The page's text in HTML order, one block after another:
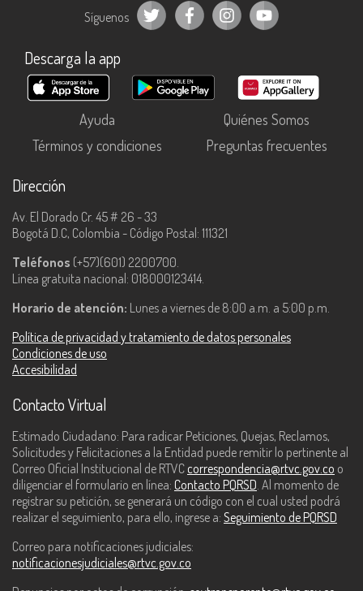
Síguenos
Descarga la app
Ayuda
Quiénes Somos
Términos y condiciones
Preguntas frecuentes
Dirección
Av. El Dorado Cr. 45 # 26 - 33
Bogotá D.C, Colombia - Código Postal: 111321
Teléfonos (+57)(601) 2200700.
Línea gratuita nacional: 018000123414.
Horario de atención: Lunes a viernes de 8:00 a.m. a 5:00 p.m.
Política de privacidad y tratamiento de datos personales
Condiciones de uso
Accesibilidad
Contacto Virtual
Estimado Ciudadano: Para radicar Peticiones, Quejas, Reclamos,
Solicitudes y Felicitaciones a la Entidad puede remitir lo pertinente al
Correo Oficial Institucional de RTVC correspondencia@rtvc.gov.co o
diligenciar el formulario en línea: Contacto PQRSD. Al momento de
registrar su petición, se generará un código con el cual usted podrá
realizar el seguimiento, para ello, ingrese a: Seguimiento de PQRSD
Correo para notificaciones judiciales:
notificacionesjudiciales@rtvc.gov.co